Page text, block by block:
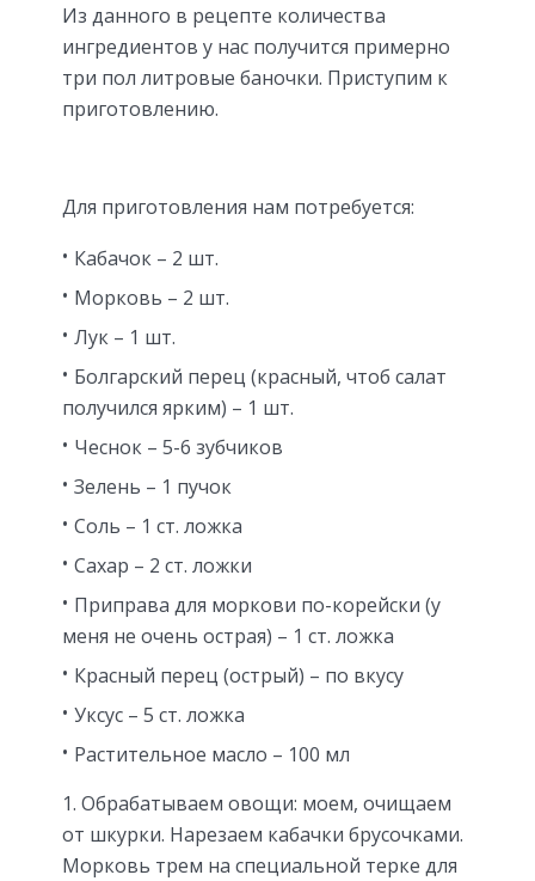
Из данного в рецепте количества
ингредиентов у нас получится примерно
три пол литровые баночки. Приступим к
приготовлению.
Для приготовления нам потребуется:
Кабачок – 2 шт.
Морковь – 2 шт.
Лук – 1 шт.
Болгарский перец (красный, чтоб салат
получился ярким) – 1 шт.
Чеснок – 5-6 зубчиков
Зелень – 1 пучок
Соль – 1 ст. ложка
Сахар – 2 ст. ложки
Приправа для моркови по-корейски (у
меня не очень острая) – 1 ст. ложка
Красный перец (острый) – по вкусу
Уксус – 5 ст. ложка
Растительное масло – 100 мл
1. Обрабатываем овощи: моем, очищаем
от шкурки. Нарезаем кабачки брусочками.
Морковь трем на специальной терке для